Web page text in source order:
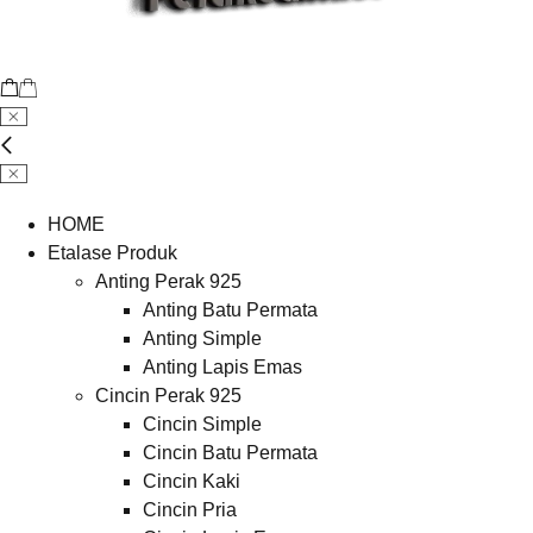
HOME
Etalase Produk
Anting Perak 925
Anting Batu Permata
Anting Simple
Anting Lapis Emas
Cincin Perak 925
Cincin Simple
Cincin Batu Permata
Cincin Kaki
Cincin Pria